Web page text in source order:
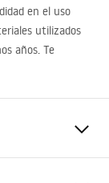
en el uso
utilizados
años. Te